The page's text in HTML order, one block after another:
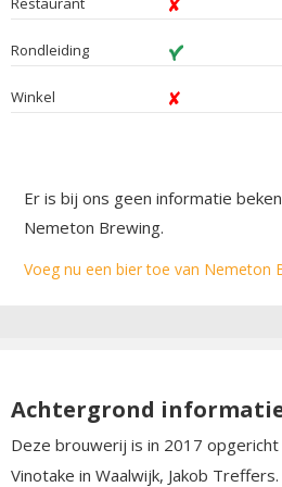
Rondleiding
Winkel
Er is bij ons geen informatie
Nemeton Brewing.
Voeg nu een bier toe van Nemeton
Achtergrond
Deze brouwerij is in 2017
Vinotake in Waalwijk, Jakob